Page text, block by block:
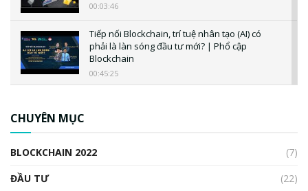
00:03:46
Tiếp nối Blockchain, trí tuệ nhân tạo (AI) có
phải là làn sóng đầu tư mới? | Phổ cập
Blockchain
00:45:25
CHUYÊN MỤC
BLOCKCHAIN 2022
(7)
ĐẦU TƯ
(22)